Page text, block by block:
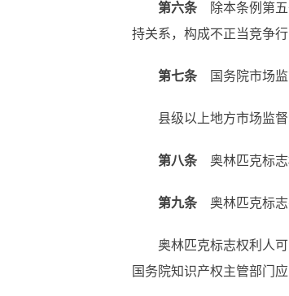
第六条 除本条例第五
持关系，构成不正当竞争
第七条 国务院市场监
县级以上地方市场监
第八条 奥林匹克标志
第九条 奥林匹克标志
奥林匹克标志权利人
国务院知识产权主管部门